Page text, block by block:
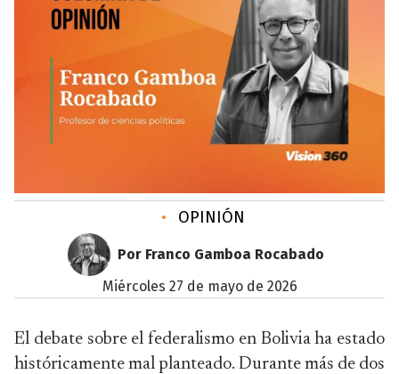
• OPINIÓN
Por Franco Gamboa Rocabado
miércoles 27 de mayo de 2026
El debate sobre el federalismo en Bolivia ha estado
históricamente mal planteado. Durante más de dos